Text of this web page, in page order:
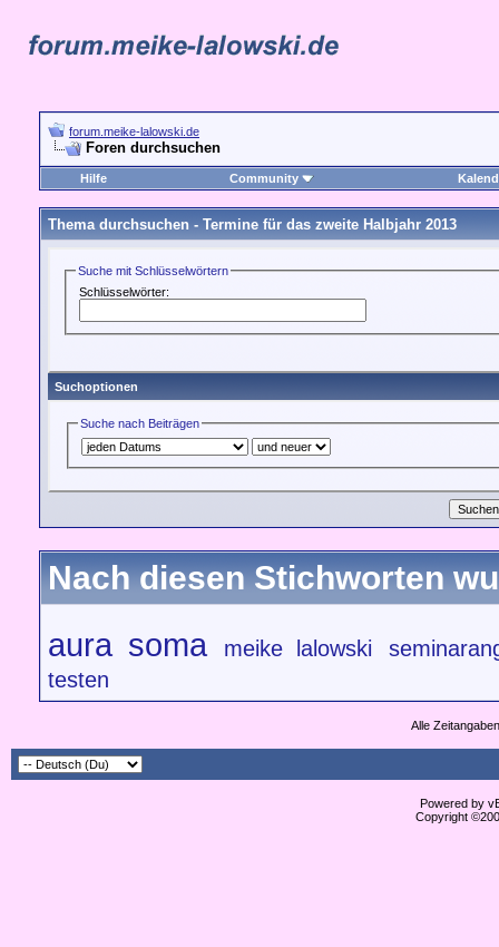
forum.meike-lalowski.de
Foren durchsuchen
Hilfe Community
Thema durchsuchen - Termine für das zweite Halbjahr 2013
Suche mit Schlüsselwörtern
Schlüsselwörter:
Suchoptionen
Suche nach Beiträgen
Nach diesen Stichworten
aura soma
meike lalowski
testen
Alle
Powered by
Copyright